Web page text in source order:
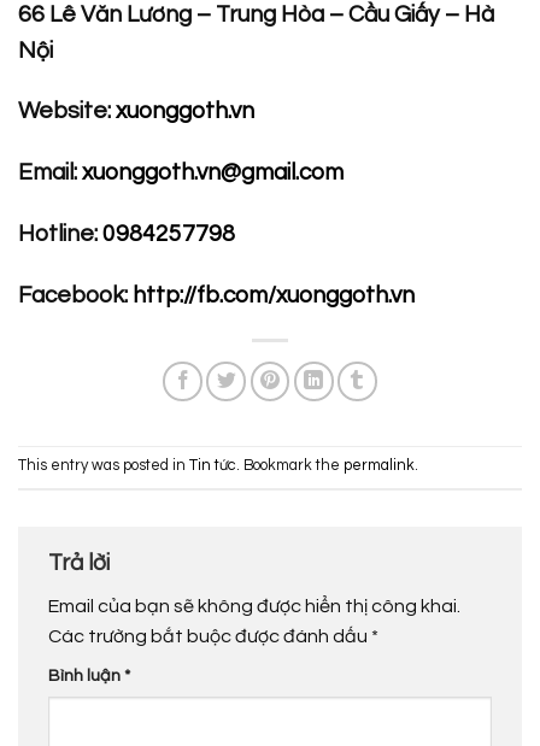
66 Lê Văn Lương – Trung Hòa – Cầu Giấy – Hà
Nội
Website: xuonggoth.vn
Email: xuonggoth.vn@gmail.com
Hotline: 0984257798
Facebook: http://fb.com/xuonggoth.vn
This entry was posted in Tin tức. Bookmark the permalink.
Trả lời
Email của bạn sẽ không được hiển thị công khai.
Các trường bắt buộc được đánh dấu *
Bình luận *